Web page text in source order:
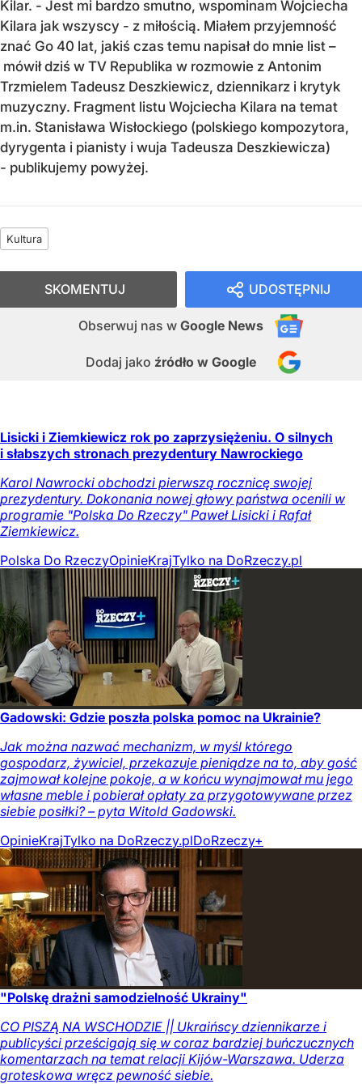
Kilar. - Jest mi bardzo smutno, wspominam Wojciecha
Kilara jak wszyscy - z miłością. Miałem przyjemność
znać Go 40 lat, jakiś czas temu napisał do mnie list –
mówił dziś w TV Republika w rozmowie z Antonim
Trzmielem Tadeusz Deszkiewicz, dziennikarz i krytyk
muzyczny. Fragment listu Wojciecha Kilara na temat
m.in. Stanisława Wisłockiego (polskiego kompozytora,
dyrygenta i pianisty i wuja Tadeusza Deszkiewicza)
- publikujemy powyżej.
Kultura
UDOSTĘPNIJ
Obserwuj nas w Google News
Dodaj jako źródło w Google
SKOMENTUJ
Lisicki i Ziemkiewicz rok po zaprzysiężeniu. O silnych
i słabszych stronach prezydentury Nawrockiego
Karol Nawrocki obchodzi pierwszą rocznicę swojej
prezydentury. Dokonania nowej głowy państwa ocenili w
programie "Polska Do Rzeczy" Paweł Lisicki i Rafał
Ziemkiewicz.
Polska Do RzeczyOpinieKrajTylko na DoRzeczy.pl
Gadowski: Gdzie poszła polska pomoc na Ukrainie?
Jak można nazwać mechanizm, w myśl którego
gospodarz, żywiciel, przekazuje pieniądze na to, aby gość
zajmował kolejne pokoje, a w końcu wynajmował mu jego
własne meble i pobierał opłaty za przygotowywane przez
siebie posiłki? – pyta Witold Gadowski.
OpinieKrajTylko na DoRzeczy.plDoRzeczy+
"Polskę drażni samodzielność Ukrainy"
CO PISZĄ NA WSCHODZIE || Ukraińscy dziennikarze i
publicyści prześcigają się w coraz bardziej buńczucznych
komentarzach na temat relacji Kijów-Warszawa. Uderza
groteskowa wręcz pewność siebie.